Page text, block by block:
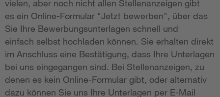
vielen, aber noch nicht allen Stellenanzeigen gibt
es ein Online-Formular "Jetzt bewerben", über das
Sie Ihre Bewerbungsunterlagen schnell und
einfach selbst hochladen können. Sie erhalten direkt
im Anschluss eine Bestätigung, dass Ihre Unterlagen
bei uns eingegangen sind. Bei Stellenanzeigen, zu
denen es kein Online-Formular gibt, oder alternativ
dazu können Sie uns Ihre Unterlagen per E-Mail